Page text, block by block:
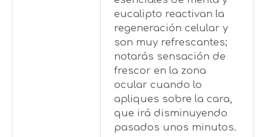
eucalipto reactivan la
regeneración celular y
son muy refrescantes;
notarás sensación de
frescor en la zona
ocular cuando lo
apliques sobre la cara,
que irá disminuyendo
pasados unos minutos.